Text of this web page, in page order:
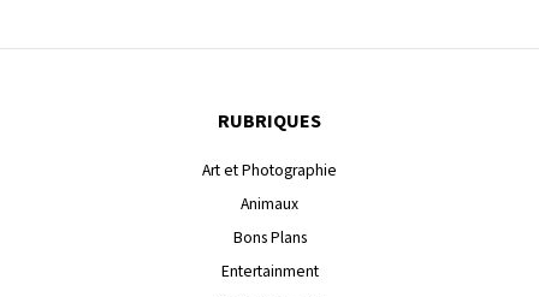
RUBRIQUES
Art et Photographie
Animaux
Bons Plans
Entertainment